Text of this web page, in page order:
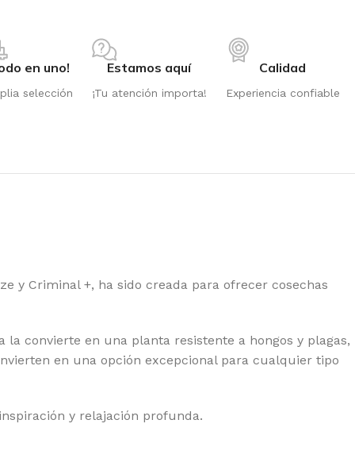
SEEDS
MACHINE
KUSH BROTHERS
en uno!
selección
Estamos aquí
¡Tu atención importa!
Calidad
Experiencia confiable
y Criminal +, ha sido creada para ofrecer cosechas
convierte en una planta resistente a hongos y plagas,
en una opción excepcional para cualquier tipo
y relajación profunda.